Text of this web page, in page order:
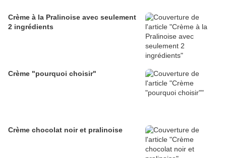
Crème à la Pralinoise avec seulement
2 ingrédients
Crème "pourquoi choisir"
Crème chocolat noir et pralinoise